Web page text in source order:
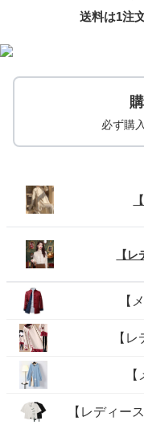
送料は1注
必ず購
【
【
【
【レディー